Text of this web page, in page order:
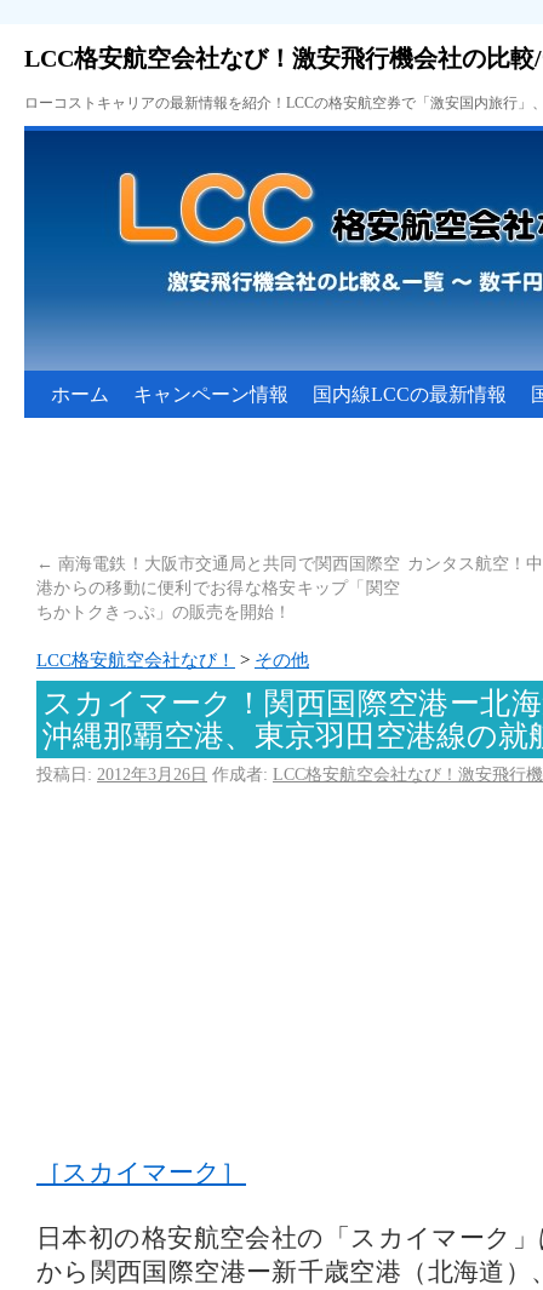
LCC格安航空会社なび！激安飛行機会社の比較
ローコストキャリアの最新情報を紹介！LCCの格安航空券で「激安国内旅行
ホーム キャンペーン情報 国内線LCCの最新情報
← 南海電鉄！大阪市交通局と共同で関西国際空
港からの移動に便利でお得な格安キップ「関空
ちかトクきっぷ」の販売を開始！
カンタス航空！
LCC格安航空会社なび！ > その他
スカイマーク！関西国際空港ー北
沖縄那覇空港、東京羽田空港線の就
投稿日: 2012年3月26日 作成者: LCC格安航空会社なび！激安飛行
［スカイマーク］
日本初の格安航空会社の「スカイマーク
から関西国際空港ー新千歳空港（北海道）